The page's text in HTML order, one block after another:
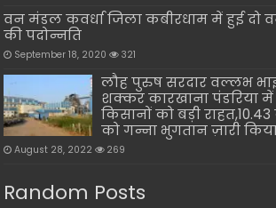
वन मंडल कवर्धा जिला कबीरधाम में हुई दो
की पदोन्नति
September 18, 2020 321
लौह पुरुष सरदार वल्लभ
शक्कर कारखाना पंडरिया में
किसानों को बड़ी
को गन्ना भुगतान ज़ारी
August 28, 2022 269
Random Posts